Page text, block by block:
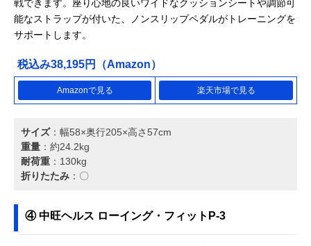
戦できます。座り心地の良いワイドなクッションシートや調節可
能なストラップが付いた、ノンスリップペダルがトレーニングを
サポートします。
税込み38,195円（Amazon）
Amazonで見る 楽天市場で見る
サイズ：幅58×奥行205×高さ57cm
重量 ：約24.2kg
耐荷重 ：130kg
折りたたみ ：〇
④ 中旺ヘルス ローイング・フィットP-3